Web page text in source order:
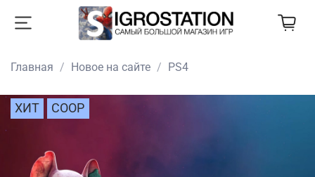
Главная Новое на сайте PS4
ХИТ COOP